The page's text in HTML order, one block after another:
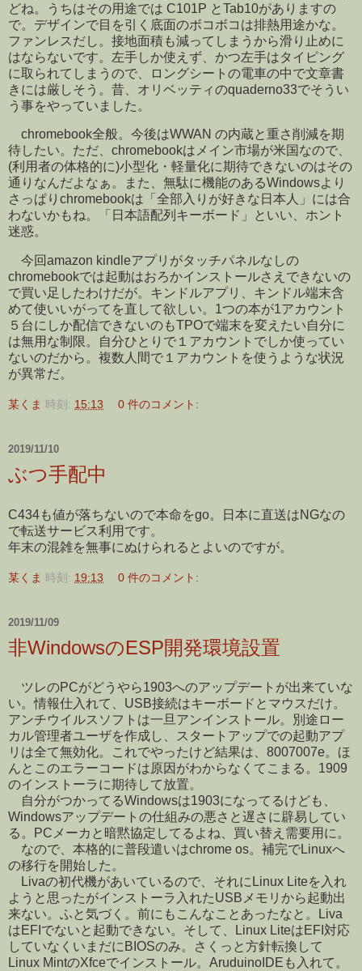
どね。うちはその用途では C101P とTab10がありますの
で。デザインで目を引く底面のボコボコは排熱用途かな。
ファンレスだし。接地面積も減ってしまうから滑り止めに
はならないです。左手しか使えず、かつ左手はタイピング
に取られてしまうので、ロングシートの電車の中で文章書
きには厳しそう。昔、オリベッティのquaderno33でそうい
う事をやっていました。
chromebook全般。今後はWWAN の内蔵と重さ削減を期
待したい。ただ、chromebookはメイン市場が米国なので、
(利用者の体格的に)小型化・軽量化に期待できないのはその
通りなんだよなぁ。また、無駄に機能のあるWindowsより
さっぱりchromebookは「全部入りが好きな日本人」には合
わないかもね。「日本語配列キーボード」といい、ホント
迷惑。
今回amazon kindleアプリがタッチパネルなしの
chromebookでは起動はおろかインストールさえできないの
で買い足したわけだが。キンドルアプリ、キンドル端末含
めて使いいがってを直して欲しい。1つの本が1アカウント
５台にしか配信できないのもTPOで端末を変えたい自分に
は無用な制限。自分ひとりで１アカウントでしか使ってい
ないのだから。複数人間で１アカウントを使うような状況
が異常だ。
某くま 時刻: 15:13 0 件のコメント:
2019/11/10
ぶつ手配中
C434も値が落ちないので本命をgo。日本に直送はNGなの
で転送サービス利用です。
年末の混雑を無事にぬけられるとよいのですが。
某くま 時刻: 19:13 0 件のコメント:
2019/11/09
非WindowsのESP開発環境設置
ツレのPCがどうやら1903へのアップデートが出来ていな
い。情報仕入れて、USB接続はキーボードとマウスだけ。
アンチウイルスソフトは一旦アンインストール。別途ロー
カル管理者ユーザを作成し、スタートアップでの起動アプ
リは全て無効化。これでやったけど結果は、8007007e。ほ
んとこのエラーコードは原因がわからなくてこまる。1909
のインストーラに期待して放置。
自分がつかってるWindowsは1903になってるけども、
Windowsアップデートの仕組みの悪さと遅さに辟易してい
る。PCメーカと暗黙協定してるよね、買い替え需要用に。
なので、本格的に普段遣いはchrome os。補完でLinuxへ
の移行を開始した。
Livaの初代機があいているので、それにLinux Liteを入れ
ようと思ったがインストーラ入れたUSBメモリから起動出
来ない。ふと気づく。前にもこんなことあったなと。Liva
はEFIでないと起動できない。そして、Linux LiteはEFI対応
していなくいまだにBIOSのみ。さくっと方針転換して
Linux MintのXfceでインストール。AruduinoIDEも入れて。